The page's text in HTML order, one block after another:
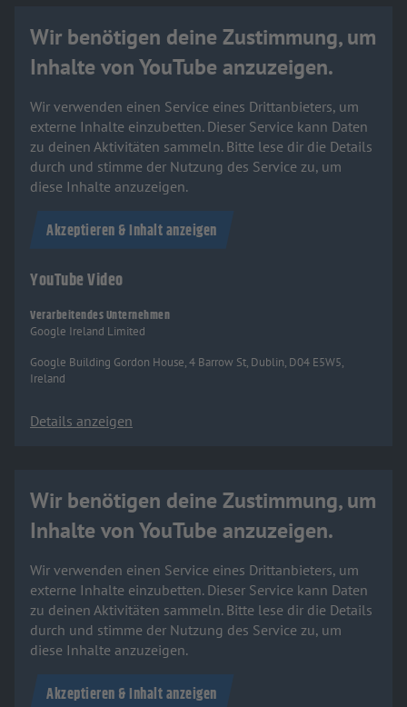
Wir benötigen deine Zustimmung, um
Inhalte von YouTube anzuzeigen.
Wir verwenden einen Service eines Drittanbieters, um
externe Inhalte einzubetten. Dieser Service kann Daten
zu deinen Aktivitäten sammeln. Bitte lese dir die Details
durch und stimme der Nutzung des Service zu, um
diese Inhalte anzuzeigen.
Akzeptieren & Inhalt anzeigen
YouTube Video
Verarbeitendes Unternehmen
Google Ireland Limited
Google Building Gordon House, 4 Barrow St, Dublin, D04 E5W5,
Ireland
Details anzeigen
Wir benötigen deine Zustimmung, um
Inhalte von YouTube anzuzeigen.
Wir verwenden einen Service eines Drittanbieters, um
externe Inhalte einzubetten. Dieser Service kann Daten
zu deinen Aktivitäten sammeln. Bitte lese dir die Details
durch und stimme der Nutzung des Service zu, um
diese Inhalte anzuzeigen.
Akzeptieren & Inhalt anzeigen